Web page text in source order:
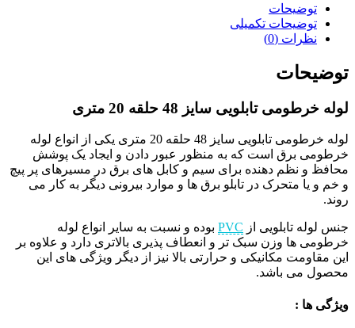
توضیحات
توضیحات تکمیلی
نظرات (0)
توضیحات
لوله خرطومی تابلویی سایز 48 حلقه 20 متری
لوله خرطومی تابلویی سایز 48 حلقه 20 متری یکی از انواع لوله
خرطومی برق است که به منظور عبور دادن و ایجاد یک پوشش
محافظ و نظم دهنده برای سیم و کابل های برق در مسیرهای پر پیچ
و خم و یا متحرک در تابلو برق ها و موارد بیرونی دیگر به کار می
روند.
جنس لوله تابلویی از PVC بوده و نسبت به سایر انواع لوله
خرطومی ها وزن سبک تر و انعطاف پذیری بالاتری دارد و علاوه بر
این مقاومت مکانیکی و حرارتی بالا نیز از دیگر ویژگی های این
محصول می باشد.
ویژگی ها :